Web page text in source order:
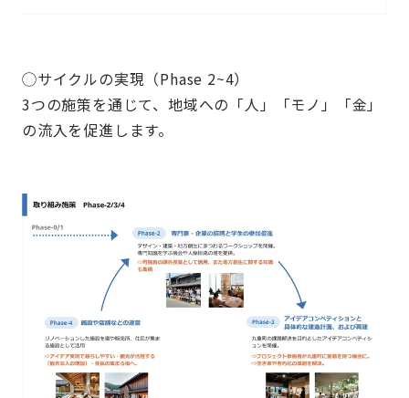
◯サイクルの実現（Phase 2~4）
3つの施策を通じて、地域への「人」「モノ」「金」
の流入を促進します。